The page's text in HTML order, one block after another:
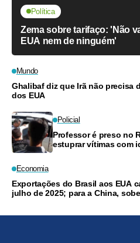
Política
Zema sobre tarifaço: 'Não
EUA nem de ninguém'
Mundo
Ghalibaf diz que Irã não precisa
dos EUA
Policial
Professor é preso no
estuprar vítimas com
Economia
Exportações do Brasil aos EUA
julho de 2025; para a China,